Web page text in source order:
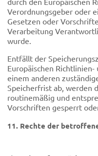
Verordnungsgeber oder
Gesetzen oder
Verarbeitung
wurde.
Entfällt der
Europäischen
einem anderen
Speicherfrist ab, werden
routinemäßig und
Vorschriften gesperrt
11. Rechte der